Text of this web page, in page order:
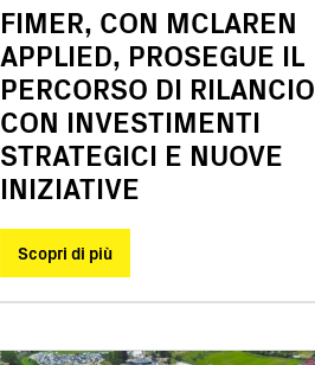
FIMER, CON MCLAREN
APPLIED, PROSEGUE IL
PERCORSO DI RILANCIO
CON INVESTIMENTI
STRATEGICI E NUOVE
INIZIATIVE
Scopri di più